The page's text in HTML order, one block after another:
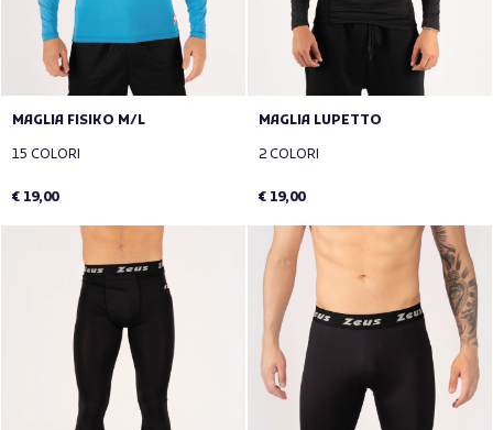
MAGLIA FISIKO M/L
15 COLORI
€ 19,00
MAGLIA LUPETTO
2 COLORI
€ 19,00